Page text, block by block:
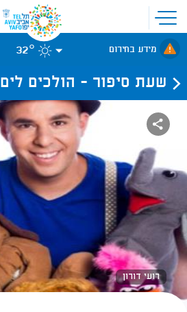
פתיחת
תפריט
אתר
לאתר עיריית
תל-אביב
מידע בחירום 32°
שעת סיפור - הולכים לים
רועי דורון